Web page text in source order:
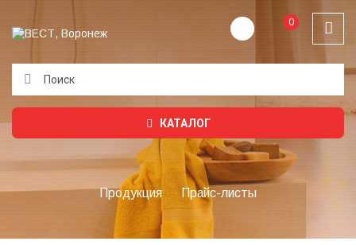
0
КАТАЛОГ
Продукция Прайс-листы